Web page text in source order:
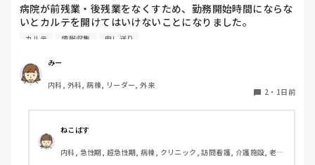
病院が前残業・後残業をなくすため、勤務開始時間にならな
いとカルテを開けてはいけないことになりました。
りと記録に残していない場合はとても困ることが増えまし
た。申し送り自体は存在していますが、後残業もなくす風潮
で、5分以内で終わるように、と言われています。
人にもよるのですが、端的な申し送りのためにこれだけは知
っておきたい内容は何ですか？？
カルテ 情報収集 申し送り
みー
内科, 外科, 病棟, リーダー, 外来
2 ・ 1日前
ねこばす
内科, 急性期, 超急性期, 病棟, クリニック, 訪問看護, 介護施設, 老健